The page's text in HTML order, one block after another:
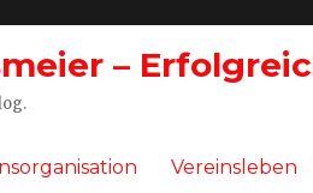
–
Vereinsleben